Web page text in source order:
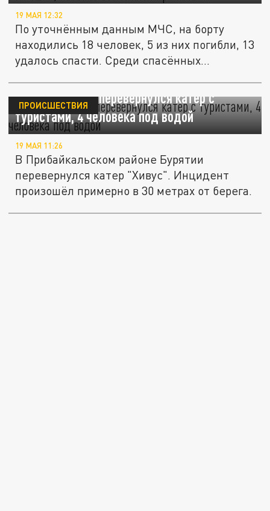
19 МАЯ 12:32
По уточнённым данным МЧС, на борту
находились 18 человек, 5 из них погибли, 13
удалось спасти. Среди спасённых...
ЧП на Байкале: перевернулся катер с
туристами, 4 человека под водой
ПРОИСШЕСТВИЯ
19 МАЯ 11:26
В Прибайкальском районе Бурятии
перевернулся катер "Хивус". Инцидент
произошёл примерно в 30 метрах от берега.